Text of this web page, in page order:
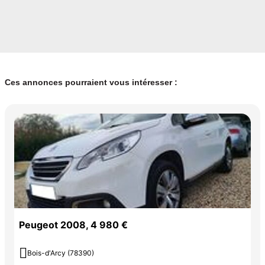
Ces annonces pourraient vous intéresser :
Peugeot 2008, 4 980 €
 Bois-d'Arcy (78390)